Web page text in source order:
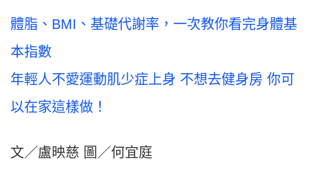
體脂、BMI、基礎代謝率，一次教你看完身體基
本指數
年輕人不愛運動肌少症上身 不想去健身房 你可
以在家這樣做！
文／盧映慈 圖／何宜庭